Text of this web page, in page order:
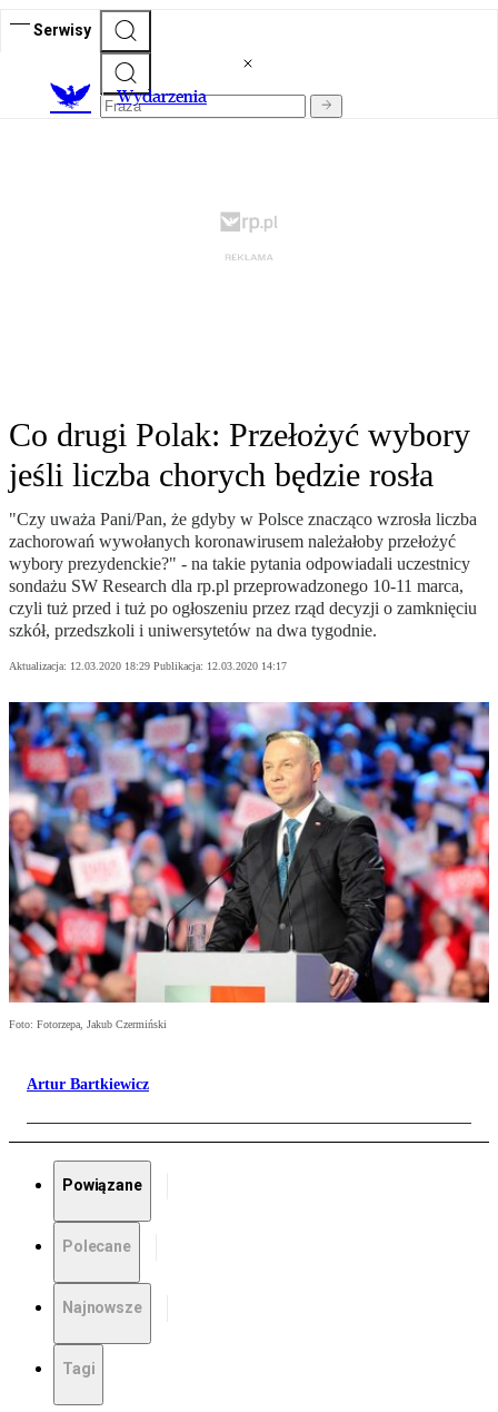
Serwisy
Wydarzenia
Co drugi Polak: Przełożyć wybory
jeśli liczba chorych będzie rosła
"Czy uważa Pani/Pan, że gdyby w Polsce znacząco wzrosła liczba
zachorowań wywołanych koronawirusem należałoby przełożyć
wybory prezydenckie?" - na takie pytania odpowiadali uczestnicy
sondażu SW Research dla rp.pl przeprowadzonego 10-11 marca,
czyli tuż przed i tuż po ogłoszeniu przez rząd decyzji o zamknięciu
szkół, przedszkoli i uniwersytetów na dwa tygodnie.
Aktualizacja: 12.03.2020 18:29 Publikacja: 12.03.2020 14:17
Foto: Fotorzepa, Jakub Czermiński
Artur Bartkiewicz
Powiązane
Polecane
Najnowsze
Tagi